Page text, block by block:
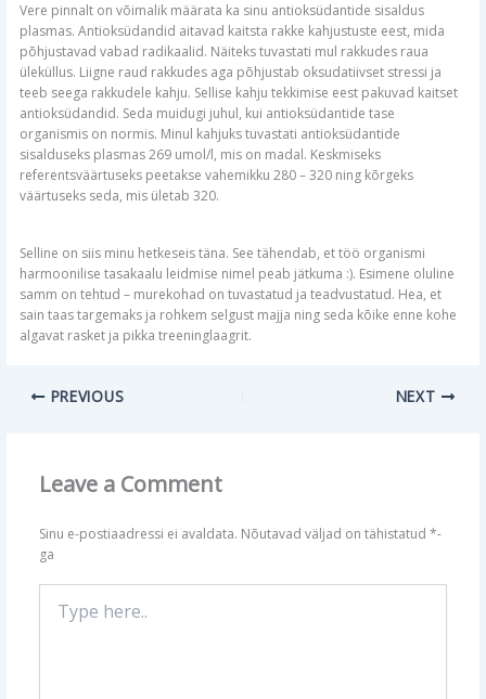
Vere pinnalt on võimalik määrata ka sinu antioksüdantide sisaldus
plasmas. Antioksüdandid aitavad kaitsta rakke kahjustuste eest, mida
põhjustavad vabad radikaalid. Näiteks tuvastati mul rakkudes raua
üleküllus. Liigne raud rakkudes aga põhjustab oksudatiivset stressi ja
teeb seega rakkudele kahju. Sellise kahju tekkimise eest pakuvad kaitset
antioksüdandid. Seda muidugi juhul, kui antioksüdantide tase
organismis on normis. Minul kahjuks tuvastati antioksüdantide
sisalduseks plasmas 269 umol/l, mis on madal. Keskmiseks
referentsväärtuseks peetakse vahemikku 280 – 320 ning kõrgeks
väärtuseks seda, mis ületab 320.
Selline on siis minu hetkeseis täna. See tähendab, et töö organismi
harmoonilise tasakaalu leidmise nimel peab jätkuma :). Esimene oluline
samm on tehtud – murekohad on tuvastatud ja teadvustatud. Hea, et
sain taas targemaks ja rohkem selgust majja ning seda kõike enne kohe
algavat rasket ja pikka treeninglaagrit.
PREVIOUS NEXT
Leave a Comment
Sinu e-postiaadressi ei avaldata. Nõutavad väljad on tähistatud*-
ga
here..